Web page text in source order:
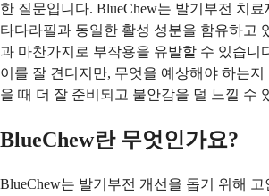
한 질문입니다. BlueChew는 발기부전 치
타다라필과 동일한 활성 성분을 함유하고
과 마찬가지로 부작용을 유발할 수 있습니
이를 잘 견디지만, 무엇을 예상해야 하는지
을 때 더 잘 준비되고 불안감을 덜 느낄 수
BlueChew란 무엇인가요?
BlueChew는 발기부전 개선을 돕기 위해 고